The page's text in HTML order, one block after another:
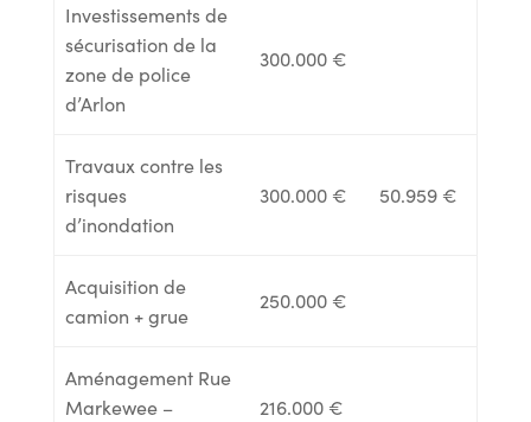
Investissements de
sécurisation de la
zone de police
d’Arlon
300.000 €
Travaux contre les
risques
d’inondation
300.000 € 50.959 €
Acquisition de
camion + grue
250.000 €
Aménagement Rue
Markewee –
216.000 €